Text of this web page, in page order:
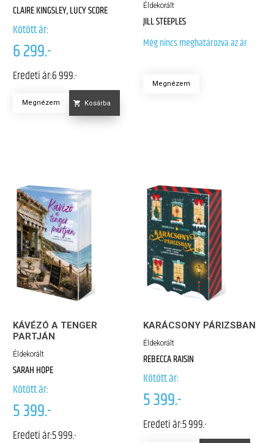
CLAIRE KINGSLEY, LUCY SCORE
Kötött ár:
6 299.-
Eredeti ár:6 999.-
Megnézem Kosárba
Éldekorált
JILL STEEPLES
Még nincs meghatározva az ár
Megnézem
KÁVÉZÓ A TENGER
PARTJÁN
Éldekorált
SARAH HOPE
Kötött ár:
5 399.-
Eredeti ár:5 999.-
KARÁCSONY PÁRIZSBAN
Éldekorált
REBECCA RAISIN
Kötött ár:
5 399.-
Eredeti ár:5 999.-